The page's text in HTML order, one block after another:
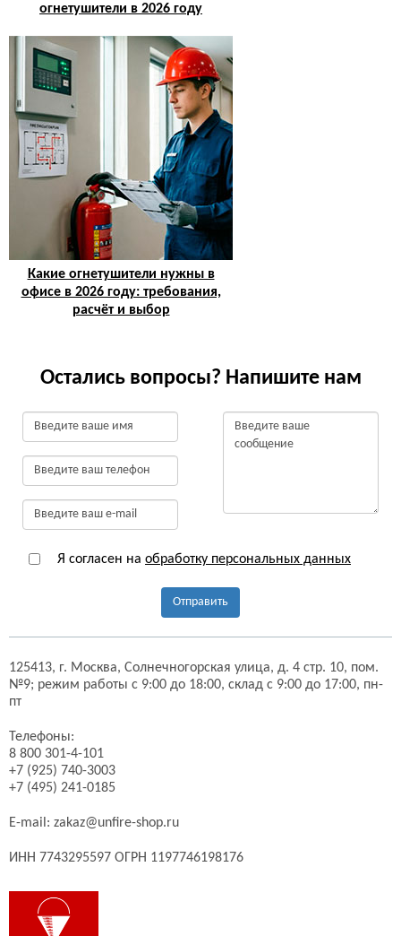
огнетушители в 2026 году
Какие огнетушители нужны в
офисе в 2026 году: требования,
расчёт и выбор
Остались вопросы? Напишите нам
Я согласен на обработку персональных данных
Отправить
125413, г. Москва, Солнечногорская улица, д. 4 стр. 10, пом.
№9; режим работы с 9:00 до 18:00, склад с 9:00 до 17:00, пн-
пт
Телефоны:
8 800 301-4-101
+7 (925) 740-3003
+7 (495) 241-0185
E-mail: zakaz@unfire-shop.ru
ИНН 7743295597 ОГРН 1197746198176